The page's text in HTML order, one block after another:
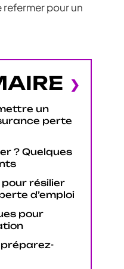
refermer pour un
un
perte
? Quelques
résilier
d’emploi
pour
préparez-